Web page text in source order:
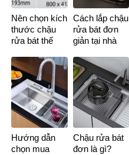
Nên chọn kích
thước chậu
rửa bát thế
hợp?
Cách lắp chậu
rửa bát đơn
giản tại nhà
phải ai cũng
biết
Hướng dẫn
chọn mua
Chậu rửa bát
đơn là gì?